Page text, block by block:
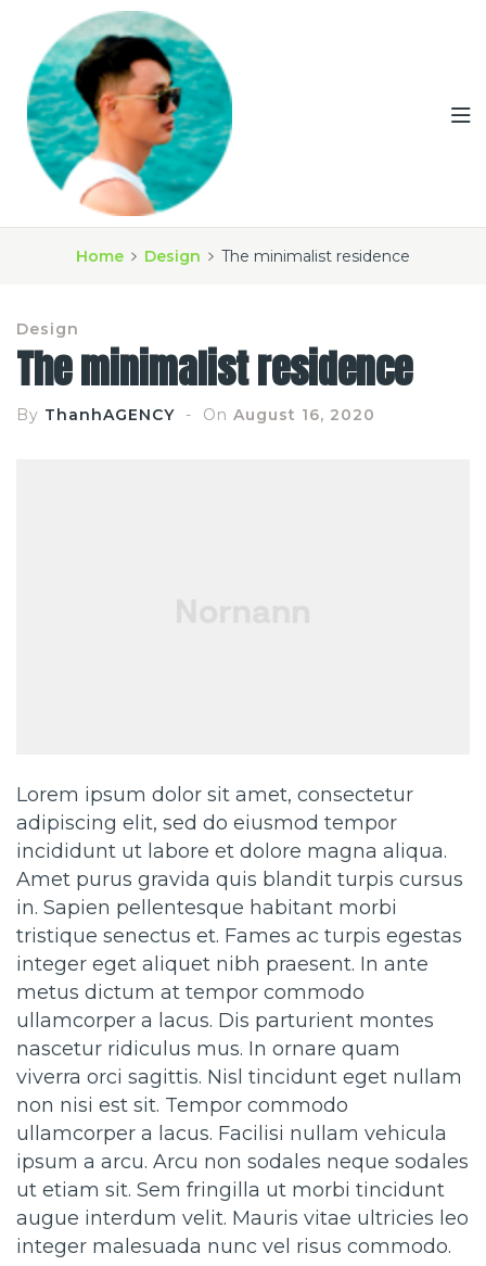
Home Design The minimalist residence
Design
The minimalist residence
By ThanhAGENCY On August 16, 2020
Lorem ipsum dolor sit amet, consectetur
adipiscing elit, sed do eiusmod tempor
incididunt ut labore et dolore magna aliqua.
Amet purus gravida quis blandit turpis cursus
in. Sapien pellentesque habitant morbi
tristique senectus et. Fames ac turpis egestas
integer eget aliquet nibh praesent. In ante
metus dictum at tempor commodo
ullamcorper a lacus. Dis parturient montes
nascetur ridiculus mus. In ornare quam
viverra orci sagittis. Nisl tincidunt eget nullam
non nisi est sit. Tempor commodo
ullamcorper a lacus. Facilisi nullam vehicula
ipsum a arcu. Arcu non sodales neque sodales
ut etiam sit. Sem fringilla ut morbi tincidunt
augue interdum velit. Mauris vitae ultricies leo
integer malesuada nunc vel risus commodo.